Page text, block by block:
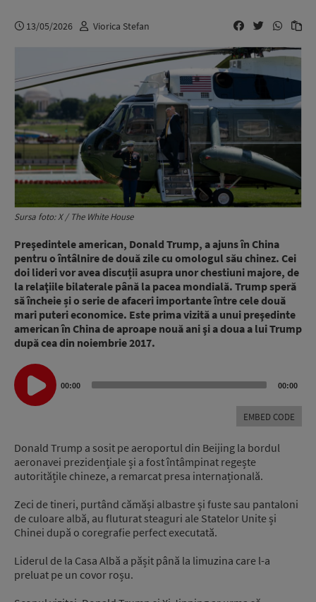
13/05/2026 Viorica Stefan
Sursa foto: X / The White House
Preşedintele american, Donald Trump, a ajuns în China
pentru o întâlnire de două zile cu omologul său chinez. Cei
doi lideri vor avea discuții asupra unor chestiuni majore, de
la relaţiile bilaterale până la pacea mondială. Trump speră
să încheie și o serie de afaceri importante între cele două
mari puteri economice. Este prima vizită a unui preşedinte
american în China de aproape nouă ani şi a doua a lui Trump
după cea din noiembrie 2017.
Audio
Player
00:00 00:00
EMBED CODE
Donald Trump a sosit pe aeroportul din Beijing la bordul
aeronavei prezidențiale și a fost întâmpinat regește
autoritățile chineze, a remarcat presa internațională.
Zeci de tineri, purtând cămăși albastre și fuste sau pantaloni
de culoare albă, au fluturat steaguri ale Statelor Unite și
Chinei după o coregrafie perfect executată.
Liderul de la Casa Albă a pășit până la limuzina care l-a
preluat pe un covor roșu.